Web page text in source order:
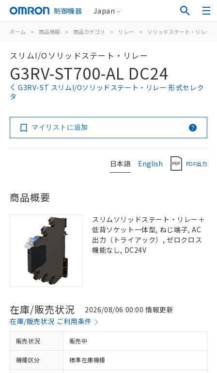
制御機器 Japan
ホーム > 商品情報 > 商品カテゴリ > リレー > ソリッドステート・リレー
スリムI/Oソリッドステート・リレー
G3RV-ST700-AL DC24
G3RV-ST スリムI/Oソリッドステート・リレー 形式セレク
タ
マイリストに追加
日本語 English PDF出力
商品概要
スリムソリッドステート・リレー＋
低背ソケット一体型, ねじ端子, AC
出力（トライアック）, ゼロクロス
機能なし, DC24V
在庫/販売状況
2026/08/06 00:00 情報更新
在庫/販売状況 ご利用条件
販売状況 販売中
機種区分 標準在庫機種